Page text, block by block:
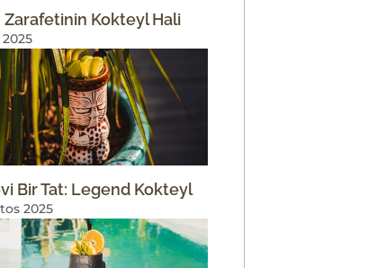
Zarafetinin Kokteyl Hali
Bir Tat: Legend Kokteyl
2025